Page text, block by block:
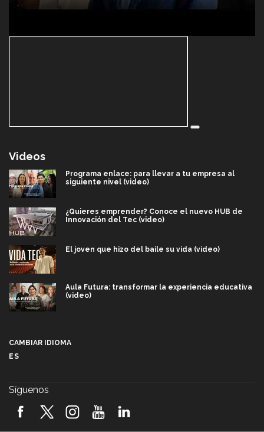
Videos
Programa enlace: para llevar a tu empresa al
siguiente nivel (video)
¿Quieres emprender? Conoce el nuevo HUB de
Innovación del Tec (video)
El joven que hizo del baile su vida (video)
Aula Futura: transformar la experiencia educativa
(video)
2026! (video)
CAMBIAR IDIOMA
ES
Síguenos